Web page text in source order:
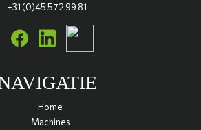
+31 (0)45 572 99 81
Home
Machines